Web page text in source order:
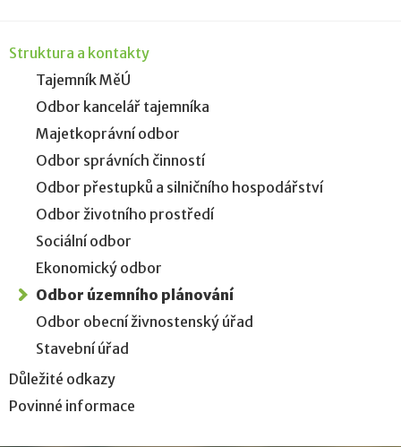
Struktura a kontakty
Tajemník MěÚ
Odbor kancelář tajemníka
Majetkoprávní odbor
Odbor správních činností
Odbor přestupků a silničního hospodářství
Odbor životního prostředí
Sociální odbor
Ekonomický odbor
Odbor územního plánování
Odbor obecní živnostenský úřad
Stavební úřad
Důležité odkazy
Povinné informace